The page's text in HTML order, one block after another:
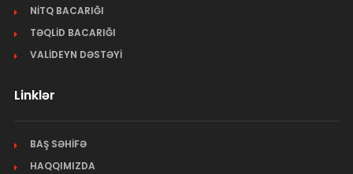
NİTQ BACARIĞI
TƏQLİD BACARIĞI
VALİDEYN DƏSTƏYİ
Linklər
BAŞ SƏHİFƏ
HAQQIMIZDA